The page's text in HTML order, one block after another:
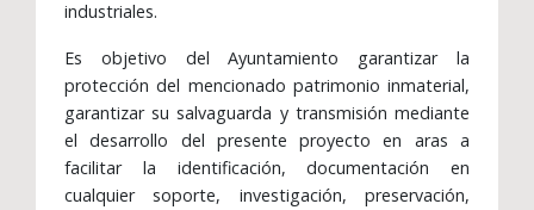
industriales.
Es objetivo del Ayuntamiento garantizar la
protección del mencionado patrimonio inmaterial,
garantizar su salvaguarda y transmisión mediante
el desarrollo del presente proyecto en aras a
facilitar la identificación, documentación en
cualquier soporte, investigación, preservación,